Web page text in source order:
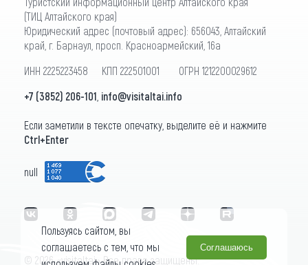
(ТИЦ Алтайского края)
Юридический адрес (почтовый адрес): 656043, Алтайский
край, г. Барнаул, просп. Красноармейский, 16а
ИНН 2225223458 КПП 222501001 ОГРН 1212200029612
+7 (3852) 206-101 info@visitaltai.info
Если заметили в тексте опечатку, выделите её и нажмите
Ctrl+Enter
null
© 2026 «visitaltai» Все права защищены.
Пользуясь сайтом, вы
соглашаетесь с тем, что мы
Соглашаюсь